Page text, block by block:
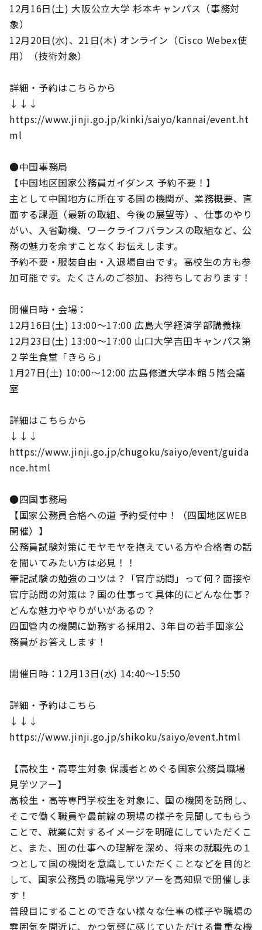
12月16日(土) 大阪公立大学 杉本キャンパス（事務対
象）
12月20日(水)、21日(木) オンライン（Cisco Webex使
用）（技術対象）
詳細・予約はこちらから
↓↓↓
https://www.jinji.go.jp/kinki/saiyo/kannai/event.ht
ml
●中国事務局
【中国地区国家公務員ガイダンス 予約不要！】
主として中国地方に所在する国の機関が、業務概要、直
面する課題（最新の取組、今後の展望等）、仕事のやり
がい、入省動機、ワークライフバランスの取組など、公
務の魅力を余すことなくお伝えします。
予約不要・服装自由・入退場自由です。高校生の方も参
加可能です。たくさんのご参加、お待ちしております！
開催日時・会場：
12月16日(土) 13:00～17:00 広島大学経済学部講義棟
12月23日(土) 13:00～17:00 山口大学吉田キャンパス第
２学生食堂「きらら」
1月27日(土) 10:00～12:00 広島修道大学本館５階会議
室
詳細はこちらから
↓↓↓
https://www.jinji.go.jp/chugoku/saiyo/event/guida
nce.html
●四国事務局
【国家公務員合格への道 予約受付中！（四国地区WEB
開催）】
公務員試験対策にモヤモヤを抱えている方や合格者の話
を聞いてみたい方は必見！！
筆記試験の勉強のコツは？「官庁訪問」って何？面接や
官庁訪問の対策は？国の仕事って具体的にどんな仕事？
どんな魅力ややりがいがあるの？
四国管内の機関に勤務する採用2、3年目の若手国家公
務員がお答えします！
開催日時：12月13日(水) 14:40～15:50
詳細・予約はこちら
↓↓↓
https://www.jinji.go.jp/shikoku/saiyo/event.html
【高校生・高専生対象 保護者とめぐる国家公務員職場
見学ツアー】
高校生・高等専門学校生を対象に、国の機関を訪問し、
そこで働く職員や最前線の現場の様子を見聞してもらう
ことで、就業に対するイメージを明確にしていただくこ
と、また、国の仕事への理解を深め、将来の就職先の１
つとして国の機関を意識していただくことなどを目的と
して、国家公務員の職場見学ツアーを高知県で開催しま
す！
普段目にすることのできない様々な仕事の様子や職場の
雰囲気を間近に、かつ気軽に感じていただける貴重な機